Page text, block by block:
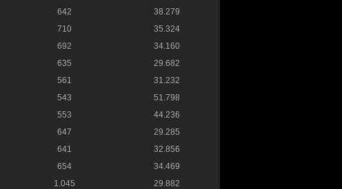
642
38.279
710
35.324
692
34.160
635
29.682
561
31.232
543
51.798
553
44.236
647
29.285
641
32.856
654
34.469
1.045
29.882